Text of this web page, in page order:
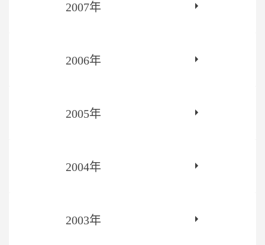
2007年
2006年
2005年
2004年
2003年